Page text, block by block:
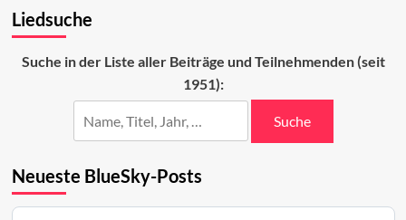
2024?
Beiträge
Liedsuche
Suche in der Liste aller Beiträge und Teilnehmenden (seit
1951):
Suche
Neueste BlueSky-Posts